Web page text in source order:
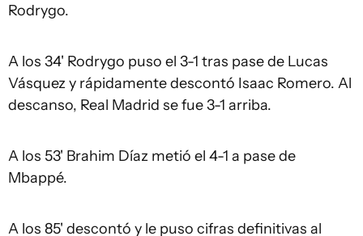
Rodrygo.
A los 34' Rodrygo puso el 3-1 tras pase de Lucas
Vásquez y rápidamente descontó Isaac Romero. Al
descanso, Real Madrid se fue 3-1 arriba.
A los 53' Brahim Díaz metió el 4-1 a pase de
Mbappé.
A los 85' descontó y le puso cifras definitivas al